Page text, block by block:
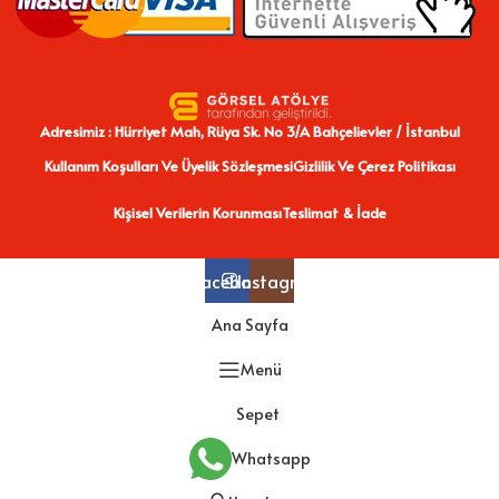
Adresimiz : Hürriyet Mah, Rüya Sk. No 3/A Bahçelievler / İstanbul
Kullanım Koşulları Ve Üyelik SözleşmesiGizlilik Ve Çerez Politikası
Kişisel Verilerin KorunmasıTeslimat & İade
FacebookInstagram
Ana Sayfa
Menü
Sepet
Whatsapp